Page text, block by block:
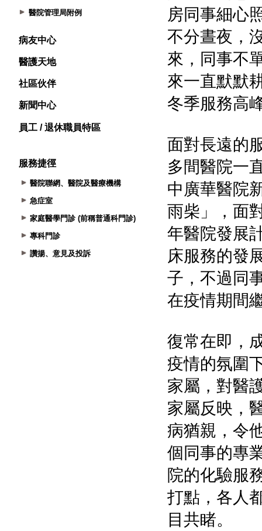
醫院管理局附例
病友中心
醫護天地
社區伙伴
新聞中心
員工 / 退休職員特區
服務捷徑
醫院聯網、醫院及醫療機構
急症室
家庭醫學門診 (前稱普通科門診)
專科門診
讚揚、意見及投訴